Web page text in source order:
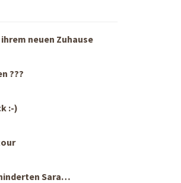
neuen Zuhause
???
:-)
Sara…